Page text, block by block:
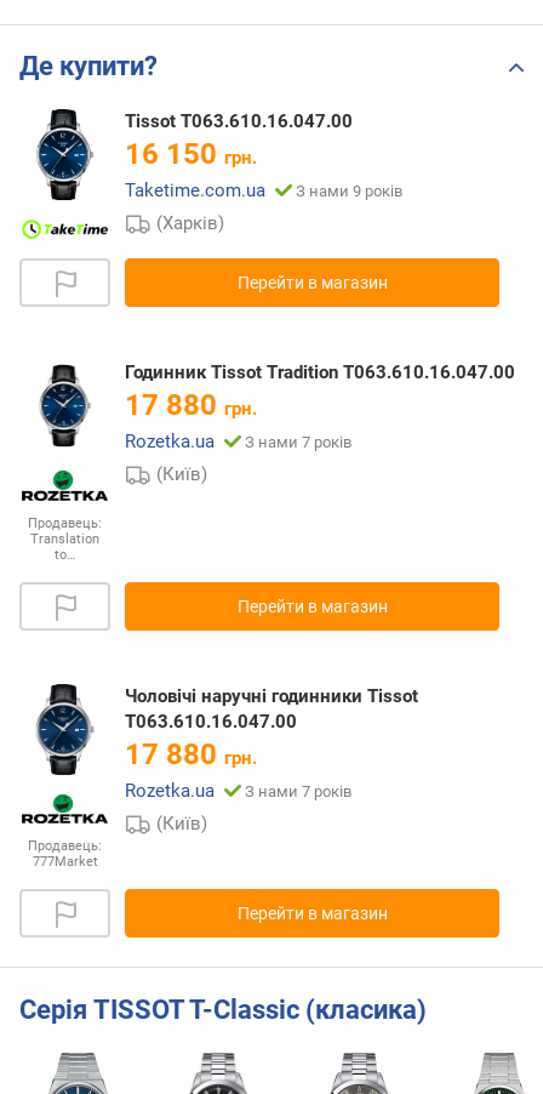
Де купити?
Tissot T063.610.16.047.00
16 150 грн.
Taketime.com.ua
З нами 9 років
(Харків)
Перейти в магазин
Продавець:
Translation
to…
Годинник Tissot Tradition T063.610.16.047.00
17 880 грн.
Rozetka.ua
З нами 7 років
(Київ)
Перейти в магазин
Продавець:
777Market
Чоловічі наручні годинники Tissot
T063.610.16.047.00
17 880 грн.
Rozetka.ua
З нами 7 років
(Київ)
Перейти в магазин
Серія TISSOT T-Classic (класика)